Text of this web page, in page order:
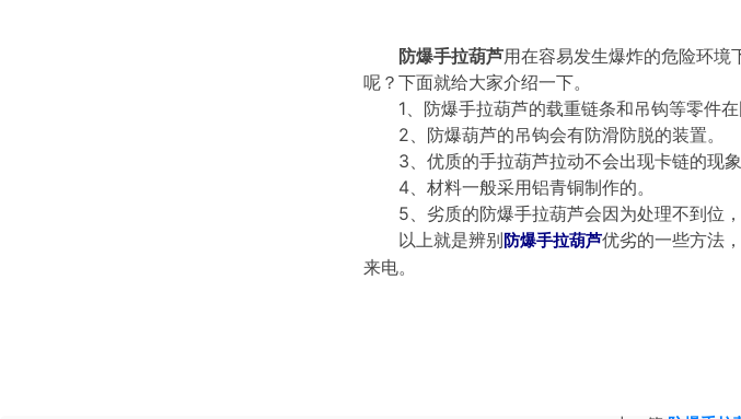
防爆手拉葫芦用在容易发生爆炸的危险环境
呢？下面就给大家介绍一下。
1、防爆手拉葫芦的载重链条和吊钩等零件在
2、防爆葫芦的吊钩会有防滑防脱的装置。
3、优质的手拉葫芦拉动不会出现卡链的现象
4、材料一般采用铝青铜制作的。
5、劣质的防爆手拉葫芦会因为处理不到位，
以上就是辨别防爆手拉葫芦优劣的一些方法
来电。